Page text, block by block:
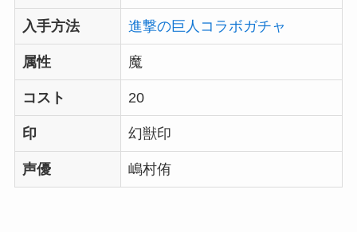
入手方法 進撃の巨人コラボガチャ
属性 魔
コスト 20
印 幻獣印
声優 嶋村侑